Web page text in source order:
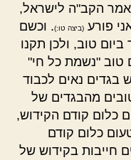
הקב"ה לישראל,
פורע (ביצה טו:). וכשם
טוב, ולכן תקנו
טוב "נשמת כל חי"
בגדים נאים לכבוד
טובים מהבגדים של
קודם הקידוש,
כלום קודם
חייבות בקידוש של